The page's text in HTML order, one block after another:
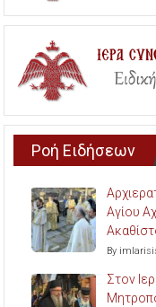
Ροή Ειδήσεων
Αγίου
By
Στον